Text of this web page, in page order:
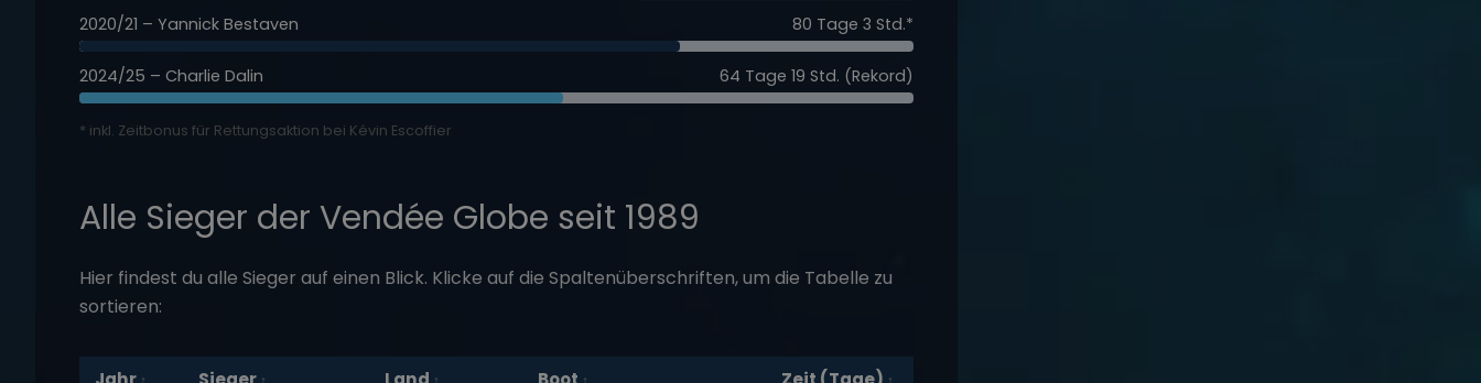
2020/21 – Yannick Bestaven 80 Tage 3 Std.*
2024/25 – Charlie Dalin 64 Tage 19 Std. (Rekord)
* inkl. Zeitbonus für Rettungsaktion bei Kévin Escoffier
Alle Sieger der Vendée Globe seit 1989
Hier findest du alle Sieger auf einen Blick. Klicke auf die Spaltenüberschriften, um die Tabelle zu
sortieren: